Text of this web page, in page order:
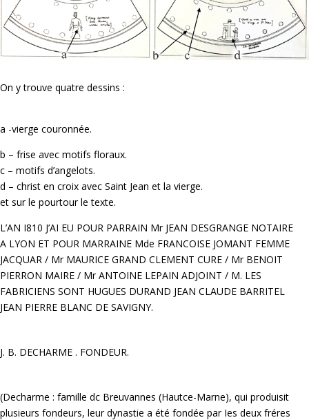
On y trouve quatre dessins :
a -vierge couronnée.
b – frise avec motifs floraux.
c – motifs d’angelots.
d – christ en croix avec Saint Jean et la vierge.
et sur le pourtour le texte.
L’AN I810 J’AI EU POUR PARRAIN Mr JEAN DESGRANGE NOTAIRE
A LYON ET POUR MARRAINE Mde FRANCOISE JOMANT FEMME
JACQUAR / Mr MAURICE GRAND CLEMENT CURE / Mr BENOIT
PIERRON MAIRE / Mr ANTOINE LEPAIN ADJOINT / M. LES
FABRICIENS SONT HUGUES DURAND JEAN CLAUDE BARRITEL
JEAN PIERRE BLANC DE SAVIGNY.
J. B. DECHARME . FONDEUR.
(Decharme : famille dc Breuvannes (Hautce-Marne), qui produisit
plusieurs fondeurs, leur dynastie a été fondée par Ies deux fréres